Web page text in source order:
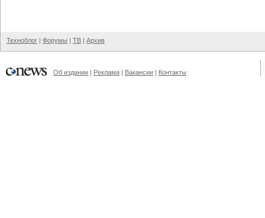
Техноблог | Форумы | ТВ | Архив
Об издании | Реклама | Вакансии | Контакты